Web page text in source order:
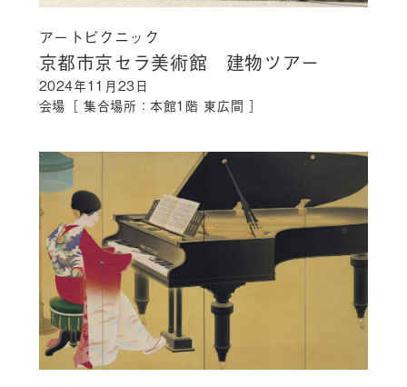
アートピクニック
京都市京セラ美術館 建物ツアー
2024年11月23日
会場［ 集合場所：本館1階 東広間 ］